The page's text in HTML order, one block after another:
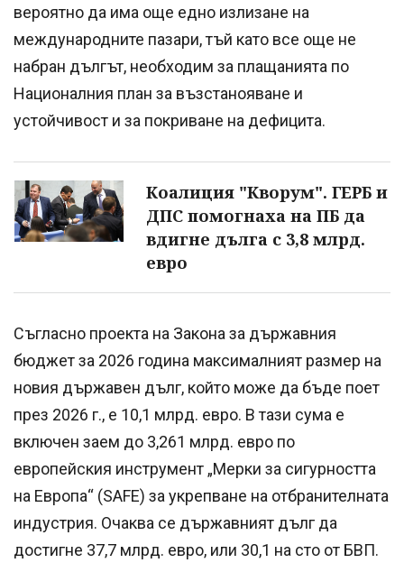
вероятно да има още едно излизане на
международните пазари, тъй като все още не
набран дългът, необходим за плащанията по
Националния план за възстанояване и
устойчивост и за покриване на дефицита.
Коалиция "Кворум". ГЕРБ и
ДПС помогнаха на ПБ да
вдигне дълга с 3,8 млрд.
евро
Съгласно проекта на Закона за държавния
бюджет за 2026 година максималният размер на
новия държавен дълг, който може да бъде поет
през 2026 г., е 10,1 млрд. евро. В тази сума е
включен заем до 3,261 млрд. евро по
европейския инструмент „Мерки за сигурността
на Европа“ (SAFE) за укрепване на отбранителната
индустрия. Очаква се държавният дълг да
достигне 37,7 млрд. евро, или 30,1 на сто от БВП.